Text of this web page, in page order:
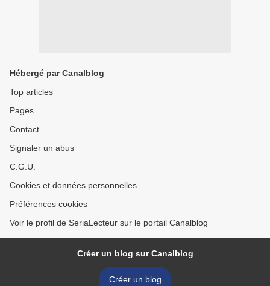
Hébergé par Canalblog
Top articles
Pages
Contact
Signaler un abus
C.G.U.
Cookies et données personnelles
Préférences cookies
Voir le profil de SeriaLecteur sur le portail Canalblog
Créer un blog sur Canalblog
Créer un blog